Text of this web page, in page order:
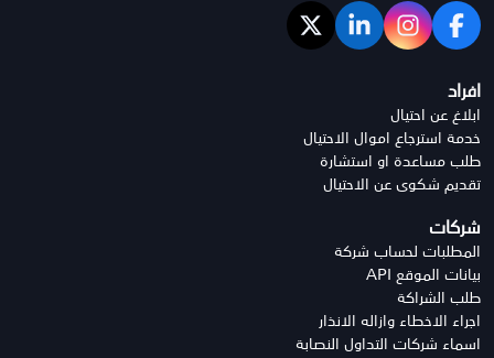
افراد
ابلاغ عن احتيال
خدمة استرجاع اموال الاحتيال
طلب مساعدة او استشارة
تقديم شكوى عن الاحتيال
شركات
المطلبات لحساب شركة
بيانات الموقع API
طلب الشراكة
اجراء الاخطاء وازاله الانذار
اسماء شركات التداول النصابة